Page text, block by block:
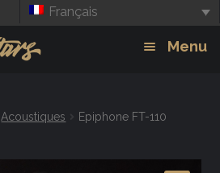
Français
Menu
Acoustiques Epiphone FT-110